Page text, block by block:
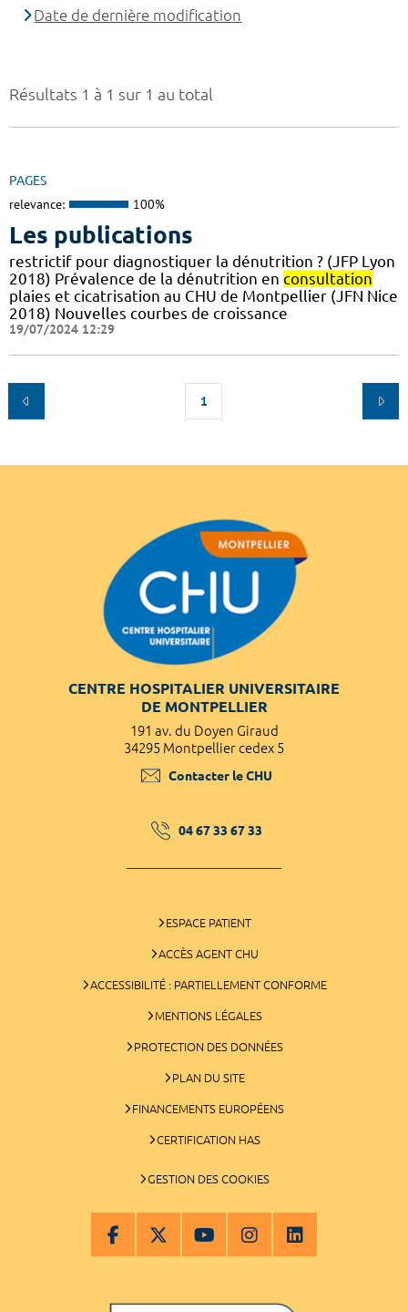
Résultats 1 à 1 sur 1 au total
PAGES
relevance: 100%
Les publications
restrictif pour diagnostiquer la dénutrition ? (JFP Lyon
2018) Prévalence de la dénutrition en consultation
plaies et cicatrisation au CHU de Montpellier (JFN Nice
2018) Nouvelles courbes de croissance
19/07/2024 12:29
1
Date de dernière modification
CENTRE HOSPITALIER UNIVERSITAIRE
DE MONTPELLIER
191 av. du Doyen Giraud
34295 Montpellier cedex 5
Contacter le CHU
04 67 33 67 33
ESPACE PATIENT
ACCÈS AGENT CHU
ACCESSIBILITÉ : PARTIELLEMENT CONFORME
MENTIONS LÉGALES
PROTECTION DES DONNÉES
PLAN DU SITE
FINANCEMENTS EUROPÉENS
CERTIFICATION HAS
GESTION DES COOKIES